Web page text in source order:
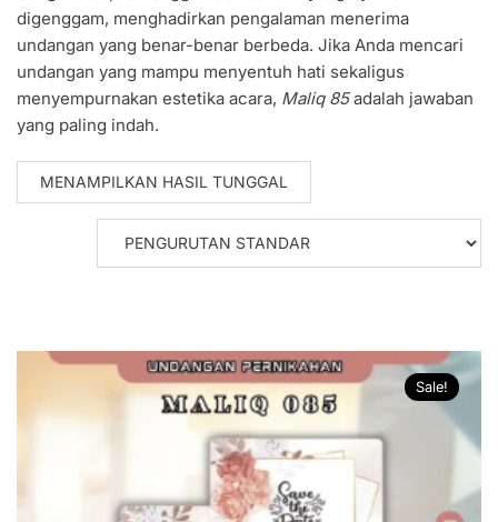
digenggam, menghadirkan pengalaman menerima
undangan yang benar-benar berbeda. Jika Anda mencari
undangan yang mampu menyentuh hati sekaligus
menyempurnakan estetika acara, Maliq 85adalah jawaban
yang paling indah.
MENAMPILKAN HASIL TUNGGAL
Sale!